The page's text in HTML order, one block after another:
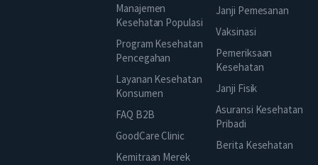
Manajemen
Kesehatan Populasi
Program Kesehatan
Pencegahan
Layanan Kesehatan
Konsumen
FAQ B2B
GoodCare Clinic
Kemitraan Merek
Janji Pemesanan
Vaksinasi
Pemeriksaan
Kesehatan
Janji Fisik
Asuransi Kesehatan
Pribadi
Berita Kesehatan